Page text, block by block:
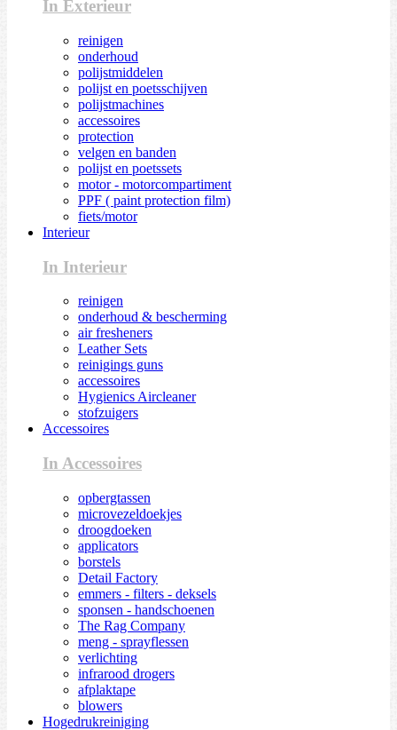
In Exterieur
reinigen
onderhoud
polijstmiddelen
polijst en poetsschijven
polijstmachines
accessoires
protection
velgen en banden
polijst en poetssets
motor - motorcompartiment
PPF ( paint protection film)
fiets/motor
Interieur
In Interieur
reinigen
onderhoud & bescherming
air fresheners
Leather Sets
reinigings guns
accessoires
Hygienics Aircleaner
stofzuigers
Accessoires
In Accessoires
opbergtassen
microvezeldoekjes
droogdoeken
applicators
borstels
Detail Factory
emmers - filters - deksels
sponsen - handschoenen
The Rag Company
meng - sprayflessen
verlichting
infrarood drogers
afplaktape
blowers
Hogedrukreiniging